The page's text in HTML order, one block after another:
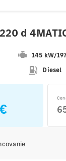
d
145 kW/
Diesel